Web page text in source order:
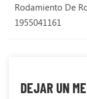
Rodamiento De
1955041161
DEJAR UN